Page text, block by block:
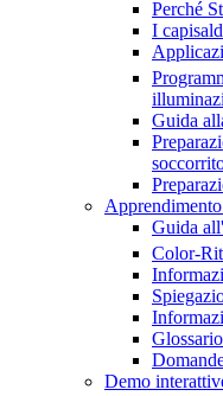
Perché
I
Guida
Guida
Color-
Demo